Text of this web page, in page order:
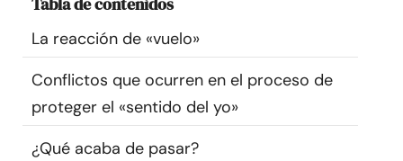
Comunidad
Encuentra un terapeuta
Idioma
La reacción de «vuelo»
Conflictos que ocurren en el proceso de
proteger el «sentido del yo»
¿Qué acaba de pasar?